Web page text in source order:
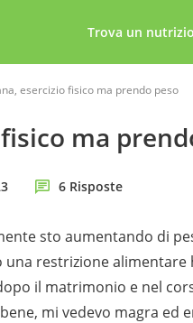
Trova un
esercizio fisico ma prendo peso
ma
6 Risposte
sto aumentando di
una restrizione
il matrimonio e nel
mi vedevo magra